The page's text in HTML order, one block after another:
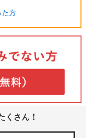
た方
くさん！